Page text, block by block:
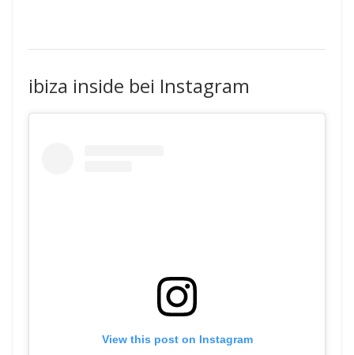
ibiza inside bei Instagram
View this post on Instagram